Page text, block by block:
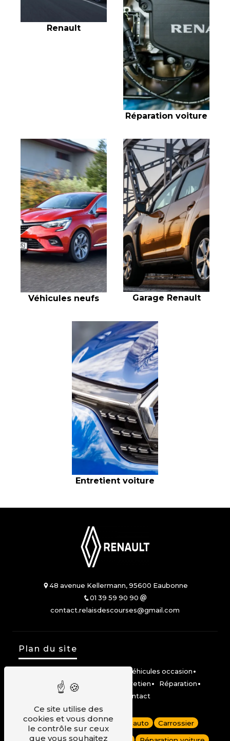
Renault
Réparation voiture
Véhicules neufs Garage Renault
Entretient voiture
48 avenue Kellermann, 95600 Eaubonne
01 39 59 90 90
contact.relaisdescourses@gmail.com
Plan du site
Véhicules occasion
Location Mobilize Share
Entretien
Réparation
Contact
Dépannage auto Garage auto Carrossier
Ce site utilise des
cookies et vous donne
le contrôle sur ceux
que vous souhaitez